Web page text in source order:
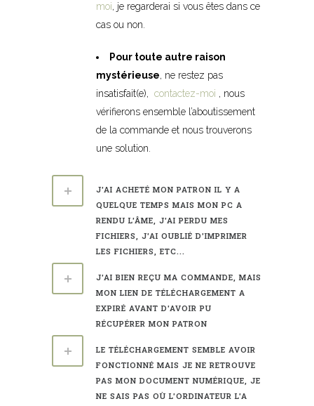
moi, je regarderai si vous êtes dans ce
cas ou non.
Pour toute autre raison
mystérieuse, ne restez pas
insatisfait(e), contactez-moi , nous
vérifierons ensemble l’aboutissement
de la commande et nous trouverons
une solution.
J'AI ACHETÉ MON PATRON IL Y A
QUELQUE TEMPS MAIS MON PC A
RENDU L'ÂME, J'AI PERDU MES
FICHIERS, J'AI OUBLIÉ D'IMPRIMER
LES FICHIERS, ETC...
J'AI BIEN REÇU MA COMMANDE, MAIS
MON LIEN DE TÉLÉCHARGEMENT A
EXPIRÉ AVANT D'AVOIR PU
RÉCUPÉRER MON PATRON
LE TÉLÉCHARGEMENT SEMBLE AVOIR
FONCTIONNÉ MAIS JE NE RETROUVE
PAS MON DOCUMENT NUMÉRIQUE, JE
NE SAIS PAS OÙ L'ORDINATEUR L'A